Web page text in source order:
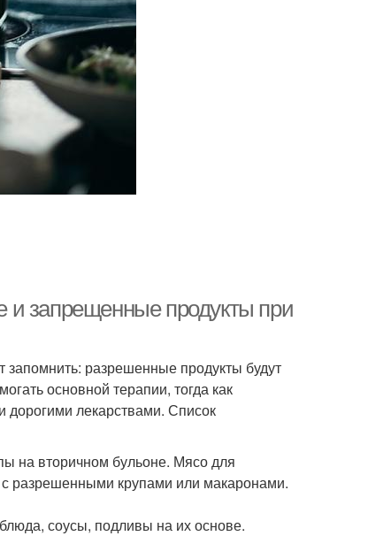
и запрещенные продукты при
запомнить: разрешенные продукты будут
основной терапии, тогда как
лекарствами. Список
на вторичном бульоне. Мясо для
с разрешенными крупами или макаронами.
соусы, подливы на их основе.